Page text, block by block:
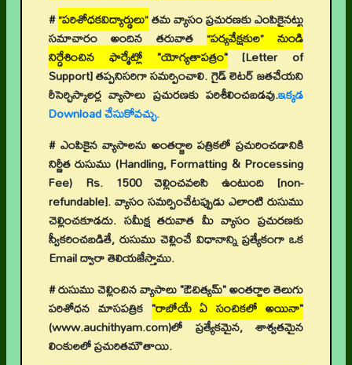
#“పరిశోధకవిద్యార్థులు”తమ వ్యాసం ప్రచురణకు ఎంపికైనట్టు
సమాచారం అందిన తరువాత “పర్యవేక్షకుల” నుండి
నిర్దేశించిన ఫార్మేట్లో "యోగ్యతాపత్రం"[Letter of
Support]తప్పనిసరిగా సమర్పించాలి. గైడ్ లెటర్ జతచేయని
రీసెర్చిస్కాలర్ల వ్యాసాలు ప్రచురణకు పరిశీలించబడవు.ఇక్కడ
Download చేసుకోవచ్చు.
# ఎంపికైన వ్యాసాలను అంతర్జాల పత్రికలో ప్రచురించడానికి
నిర్ణీత రుసుము (Handling, Formatting & Processing
Fee) Rs. 1500 చెల్లించవలసి ఉంటుంది [non-
refundable]. వ్యాసం సమర్పించేటప్పుడు ఎలాంటి రుసుము
చెల్లించకూడదు. సమీక్ష తరువాత మీ వ్యాసం ప్రచురణకు
స్వీకరించబడితే, రుసుము చెల్లించే విధానాన్ని ప్రత్యేకంగా ఒక
Email ద్వారా తెలియజేస్తాము.
# రుసుము చెల్లించిన వ్యాసాలు "ఔచిత్యమ్" అంతర్జాల తెలుగు
పరిశోధన మాసపత్రిక "రాబోయే ఏ సంచికలో అయినా"
(www.auchithyam.com)లో ప్రత్యేకమైన, శాశ్వతమైన
లింకులలో ప్రచురితమౌతాయి.